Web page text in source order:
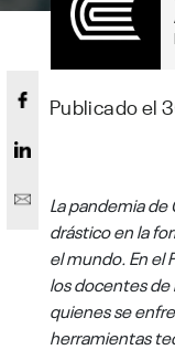
Publicado el
La pandemia
drástico en la
el mundo. En el
los docentes
quienes se
herramientas